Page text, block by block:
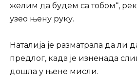
желим да будем са тобом“,
узео њену руку.
Наталија је разматрала да ли
предлог, када је изненада
дошла у њене мисли.